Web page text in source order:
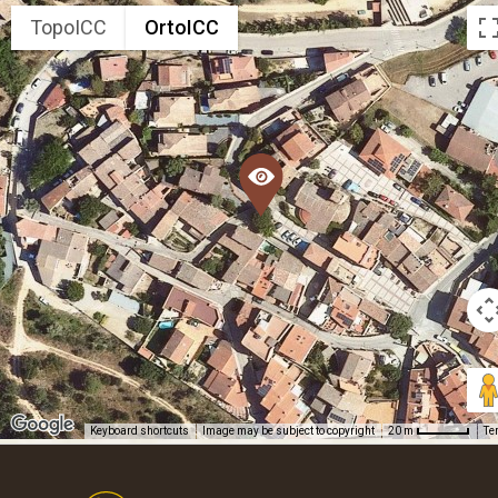
TopoICC OrtoICC
Keyboard shortcuts Image may be subject to copyright 20 m